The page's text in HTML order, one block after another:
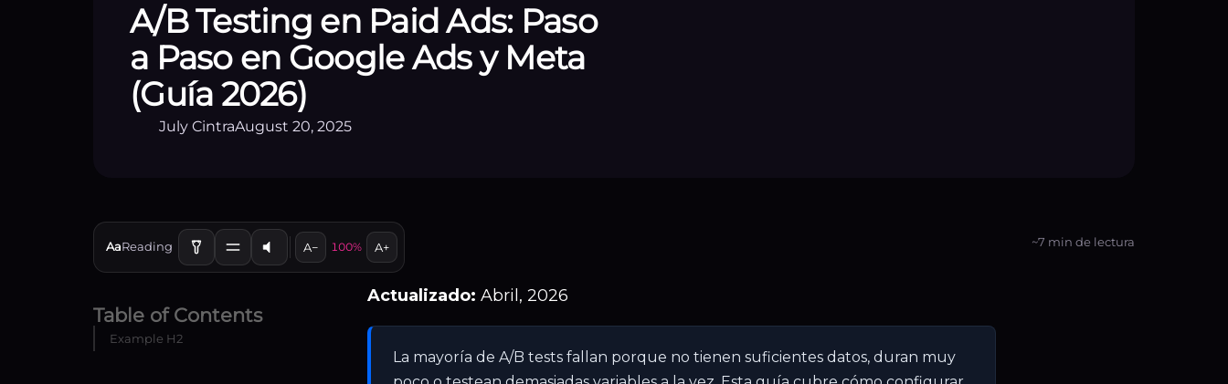
A/B Testing en Paid Ads: Paso
a Paso en Google Ads y Meta
(Guía 2026)
July CintraAugust 20, 2025
AaReading A− 100% A+ ~7 min de lectura
Table of Contents
Example H2
Actualizado: Abril, 2026
La mayoría de A/B tests fallan porque no tienen suficientes datos, duran muy